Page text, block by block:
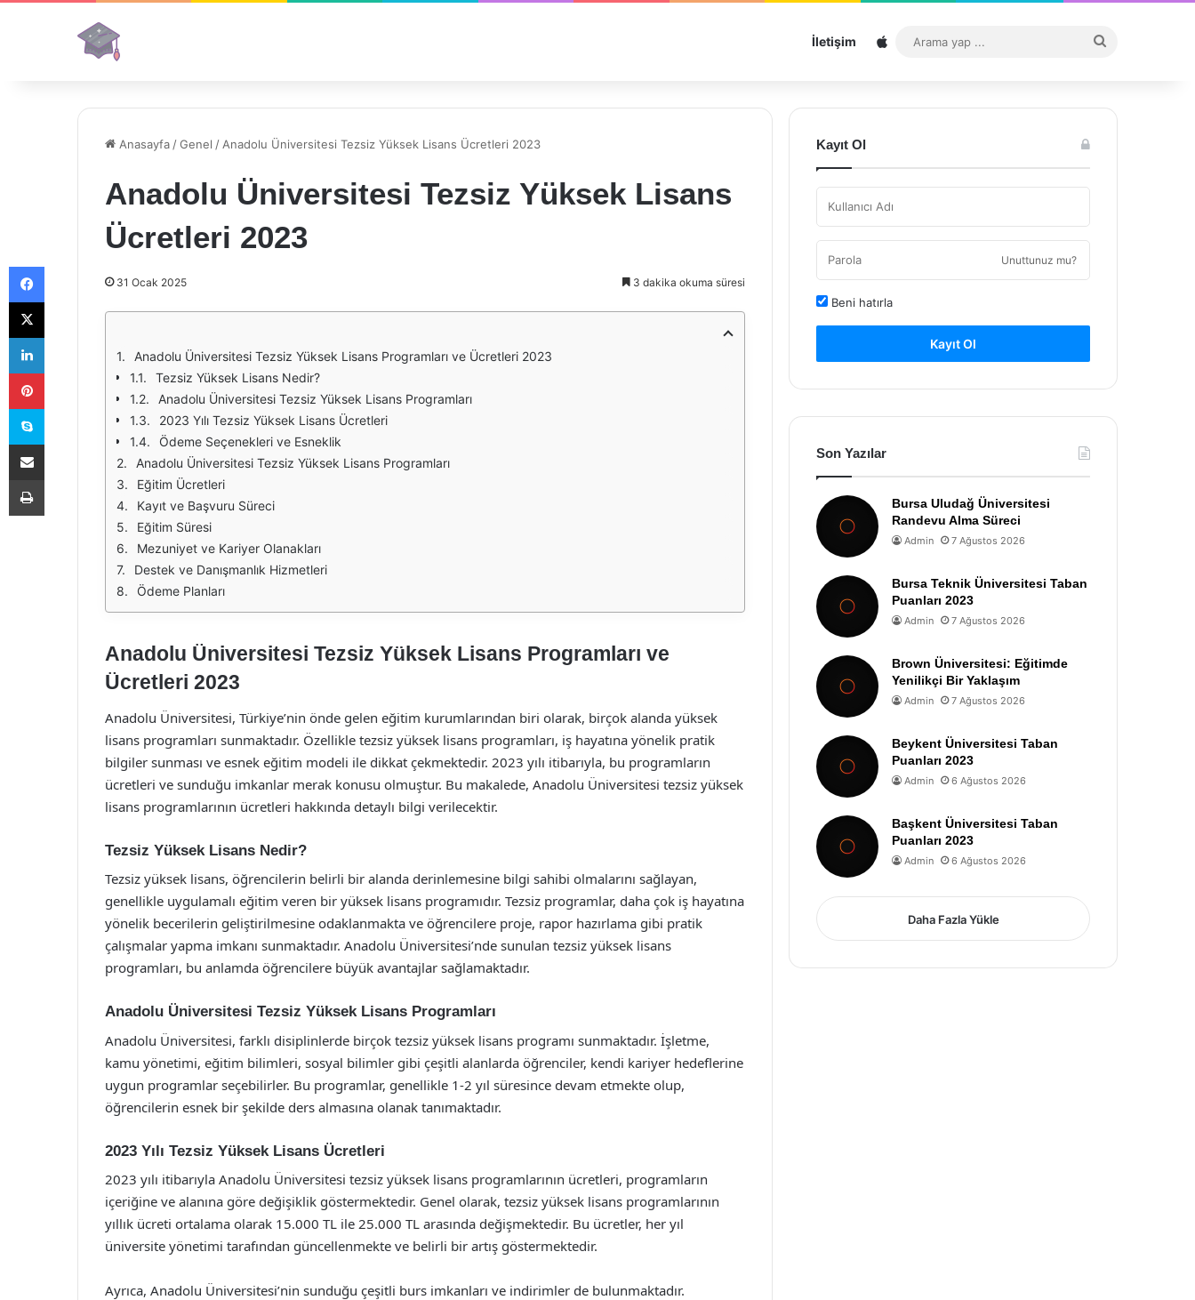
İletişim Sitemap
...
Anasayfa /Genel / Anadolu Üniversitesi Tezsiz Yüksek Lisans Ücretleri 2023
Anadolu Üniversitesi Tezsiz Yüksek Lisans
Ücretleri 2023
31 Ocak 2025 3 dakika okuma süresi
Anadolu Üniversitesi Tezsiz Yüksek Lisans Programları ve Ücretleri 2023
Tezsiz Yüksek Lisans Nedir?
Anadolu Üniversitesi Tezsiz Yüksek Lisans Programları
2023 Yılı Tezsiz Yüksek Lisans Ücretleri
Ödeme Seçenekleri ve Esneklik
Anadolu Üniversitesi Tezsiz Yüksek Lisans Programları
Eğitim Ücretleri
Kayıt ve Başvuru Süreci
Eğitim Süresi
Mezuniyet ve Kariyer Olanakları
Destek ve Danışmanlık Hizmetleri
Ödeme Planları
Anadolu Üniversitesi Tezsiz Yüksek Lisans Programları ve
Ücretleri 2023
Anadolu Üniversitesi, Türkiye’nin önde gelen eğitim kurumlarından biri olarak, birçok alanda yüksek
lisans programları sunmaktadır. Özellikle tezsiz yüksek lisans programları, iş hayatına yönelik pratik
bilgiler sunması ve esnek eğitim modeli ile dikkat çekmektedir. 2023 yılı itibarıyla, bu programların
ücretleri ve sunduğu imkanlar merak konusu olmuştur. Bu makalede, Anadolu Üniversitesi tezsiz yüksek
lisans programlarının ücretleri hakkında detaylı bilgi verilecektir.
Tezsiz Yüksek Lisans Nedir?
Tezsiz yüksek lisans, öğrencilerin belirli bir alanda derinlemesine bilgi sahibi olmalarını sağlayan,
genellikle uygulamalı eğitim veren bir yüksek lisans programıdır. Tezsiz programlar, daha çok iş hayatına
yönelik becerilerin geliştirilmesine odaklanmakta ve öğrencilere proje, rapor hazırlama gibi pratik
çalışmalar yapma imkanı sunmaktadır. Anadolu Üniversitesi’nde sunulan tezsiz yüksek lisans
programları, bu anlamda öğrencilere büyük avantajlar sağlamaktadır.
Anadolu Üniversitesi Tezsiz Yüksek Lisans Programları
Anadolu Üniversitesi, farklı disiplinlerde birçok tezsiz yüksek lisans programı sunmaktadır. İşletme,
kamu yönetimi, eğitim bilimleri, sosyal bilimler gibi çeşitli alanlarda öğrenciler, kendi kariyer hedeflerine
uygun programlar seçebilirler. Bu programlar, genellikle 1-2 yıl süresince devam etmekte olup,
öğrencilerin esnek bir şekilde ders almasına olanak tanımaktadır.
2023 Yılı Tezsiz Yüksek Lisans Ücretleri
2023 yılı itibarıyla Anadolu Üniversitesi tezsiz yüksek lisans programlarının ücretleri, programların
içeriğine ve alanına göre değişiklik göstermektedir. Genel olarak, tezsiz yüksek lisans programlarının
yıllık ücreti ortalama olarak 15.000 TL ile 25.000 TL arasında değişmektedir. Bu ücretler, her yıl
üniversite yönetimi tarafından güncellenmekte ve belirli bir artış göstermektedir.
Ayrıca, Anadolu Üniversitesi’nin sunduğu çeşitli burs imkanları ve indirimler de bulunmaktadır.
Kayıt Ol
Unuttunuz mu?
Beni hatırla
Kayıt Ol
Son Yazılar
Bursa Uludağ Üniversitesi
Randevu Alma Süreci
Admin 7 Ağustos 2026
Bursa Teknik Üniversitesi Taban
Puanları 2023
Admin 7 Ağustos 2026
Brown Üniversitesi: Eğitimde
Yenilikçi Bir Yaklaşım
Admin 7 Ağustos 2026
Beykent Üniversitesi Taban
Puanları 2023
Admin 6 Ağustos 2026
Başkent Üniversitesi Taban
Puanları 2023
Admin 6 Ağustos 2026
Daha Fazla Yükle
Facebook
X
LinkedIn
Pinterest
Skype
E-Posta ile paylaş